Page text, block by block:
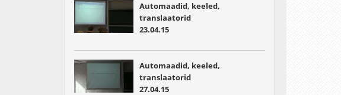
Automaadid, keeled,
translaatorid
23.04.15
Automaadid, keeled,
translaatorid
27.04.15